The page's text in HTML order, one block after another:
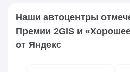
Наши автоцентры
Премии 2GIS и
от Яндекс